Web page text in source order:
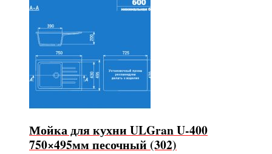
Мойка для кухни ULGran U-400
750×495мм песочный (302)